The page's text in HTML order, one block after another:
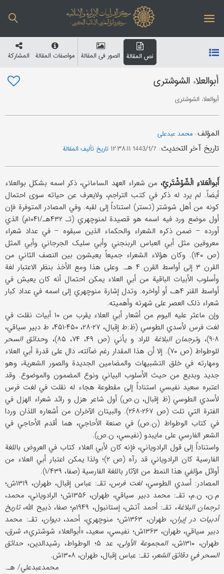
نص المقالة الصور في المقالة مواصفات المقالة المشارکة
أبوالعلاء الشوشتري
أبوالعلاء الشوشتري
المؤلف: محمد عبدعلی
تاریخ آخر التحدیث: 1443/1/7 ۱۲:۳۸:۱۱ تاریخ تألیف المقالة
أَبوالْعَلاءِ الْشّوْشْتَريّ، من شعراء العهد الساماني، ذکر اسمه بشکل بوالعلاء
أیضاً. لم یرد له ذکر في کتب التراجم، ولایعرف عن حیاته سوی احتمال
کونه من أهل شوشتر (تستر) استناداً إلی لقبه. وفي المصادر المتوفرة فإن
أول موضع ورد فیه اسمه هو قصیدة لمنوچهري (تـ ۴۳۲هـ/۱۰۴۱م) الذي
أورده – ضمن ذکره الشعراء والحکماء الذین سبقوه – في عداد شعراء
معروفین مثل أبي العباس الربنجني وأبي سلیک الجرجاني وأبي المثل
(ص ۱۴۰). وکان هؤلاء الشعراء جمیعاً یعیشون بین النصف الثاني من
القرن ۳ إلی أواسط القرن ۴ هـ. وعلی هذا ومع الأخذ بنظر الاعتبار لغة
وأسلوب الأبیات الباقیة من أبي العلاء یمکن احتمال أنه کان یعیش في
أواسط القنر ۴هـ، أو أواخره. وتدل إشارة منوچهري إلی اسمه في عداد کبار
شعراء ذلک العصر علی شهرته وأهمیته.
وإن ماعثر علیه الیوم من أشعار أبي العلاء یقرب من ۱۰ أبیات نقلت في
لغت فرس لأسدي الطوسي (ظ:ط إقبال، ۲۷-۲۸، ۴۵۰-۴۵۱، ط دبیر سیاقي،
۸-۹)، و
ترجمان البلاغة للراد و یأني (ص ۴۹، ۷۴، ۸۵)، و
حدائق السحر
للوطواط (ص ۷۰). إلا أن هذا المقدار رغم ضآلته، دال علی قدرة أبي العلاء
ومهارته في خلق التشبیهات والمضامین الجدیدة والصور الشعریة، وهو
جدید وبدیع من حیث الأسلوب البیاني ونوع المضمون والموضوع. وقد
اعتبره سعید نفیسي استناداً إلی مقطوعة هجاء له نقلت في لغت فرس
لأسدي الطوسي (ظ إقبال، ن.ص) أول شاعر هزل و رائد شعراء الهزل في
الفترة التي تلت (ص ۲۶۷-۲۶۸). والبیتان الآخران من أشعاره اللذان وردا
في کتاب الوطواط (ن.ص) في صنعة الأحاجي، هما أقدم الأحاجي في
الشعر الفارسي علی مایبدو (نفیسي، ن.ص).
واستناداً إلی قول الرادویاني، فإنه کان لأبي العلاء کتاب في العروض باللغة
الفارسیة کان الرادویاني قد رآه (ص ۲)؛ ولذا یمکن اعتبار أبي العلاء من
أوائل مؤلفي هذا النمط من الآثار باللغة الفارسیة (صفا، ۱/۴۳۹).
المصادر: أسدي الطوسي،لغت فرس
، تقـ: عباس إقبال، طهران، ۱۳۱۹ش؛
م.ن، ن.م، تقـ: محمد دبیر سیاقي، طهران، ۱۳۵۶ش؛ الرادویاني، محمد،
ترجمان البلاغة، تقـ: أحمد آتش، إستانبول، ۱۹۴۹م؛ صفا، ذبیح الله،
تاریخ
أدبیات در إیران، طهران، ۱۳۶۳ش؛ منوچهري، أحمد، دیوان، تقـ: محمد
دبیر سیاقي، طهران، ۱۳۶۳ش؛ نفیسي، سعید، «أبوالعلاء شوشتري»،
شرق،
طهران، ۱۳۱۰ش،
المجموعة الأولی، عد ۵؛ الوطواط، رشیدالدین،
حدائق
السحر في دقائق الشعر، تقـ: عباس إقبال، طهران، ۱۳۰۸ش.
محمدعبدعلي/ هـ.